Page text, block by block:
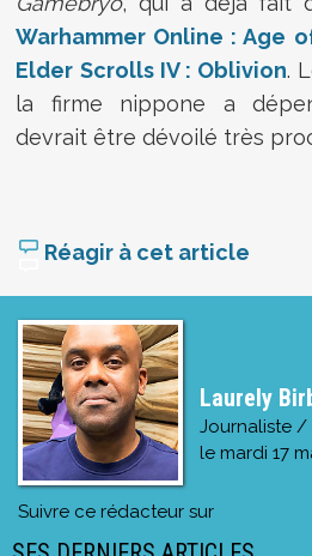
Warhammer Online : Age
Elder Scrolls IV : Oblivion.
la firme nippone a
devrait être dévoilé très
Réagir à cet article
Laurely
Journaliste /
le mardi 17
Suivre ce rédacteur sur